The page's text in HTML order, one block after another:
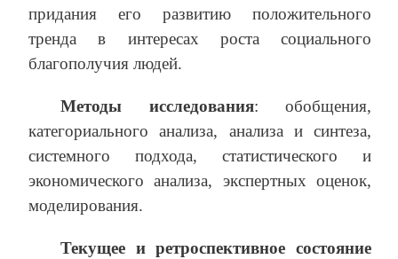
придания его развитию положительного
тренда в интересах роста социального
благополучия людей.
Методы исследования: обобщения,
категориального анализа, анализа и синтеза,
системного подхода, статистического и
экономического анализа, экспертных оценок,
моделирования.
Текущее и ретроспективное состояние